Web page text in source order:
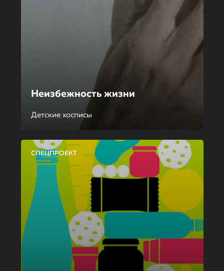
Неизбежность жизни
Детские хосписы
СПЕЦПРОЕКТ